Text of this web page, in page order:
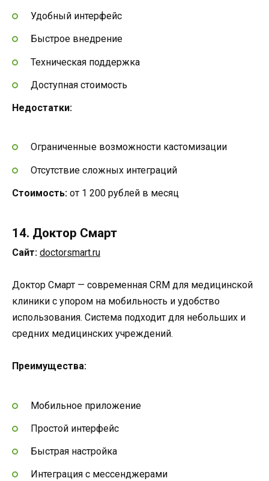
Удобный интерфейс
Быстрое внедрение
Техническая поддержка
Доступная стоимость
Недостатки:
Ограниченные возможности кастомизации
Отсутствие сложных интеграций
Стоимость: от 1 200 рублей в месяц
14. Доктор Смарт
Сайт: doctorsmart.ru
Доктор Смарт — современная CRM для медицинской
клиники с упором на мобильность и удобство
использования. Система подходит для небольших и
средних медицинских учреждений.
Преимущества:
Мобильное приложение
Простой интерфейс
Быстрая настройка
Интеграция с мессенджерами